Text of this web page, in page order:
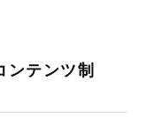
ンテンツ制